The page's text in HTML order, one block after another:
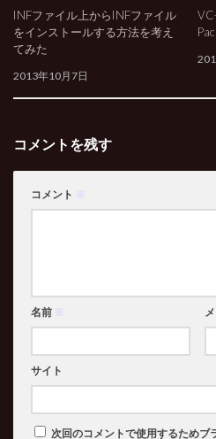
INFファイル上からINFファイル
をインストールする方法を考え
てみた
2013年10月7日
コメントを残す
コメント ※
名前 ※
サイト
次回のコメントで使用するためブ